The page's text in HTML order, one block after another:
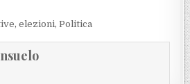
,elezioni,Politica